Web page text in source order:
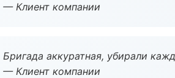
— Клиент компании
Бригада аккуратная, убирали
— Клиент компании